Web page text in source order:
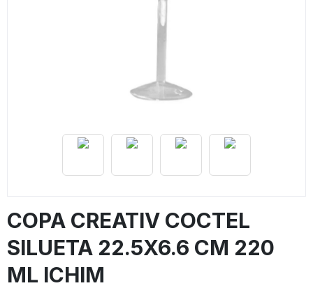
COPA CREATIV COCTEL
SILUETA 22.5X6.6 CM 220
ML ICHIM